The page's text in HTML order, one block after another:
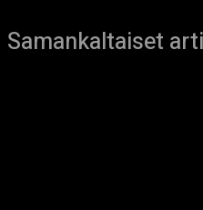
Samankaltaiset